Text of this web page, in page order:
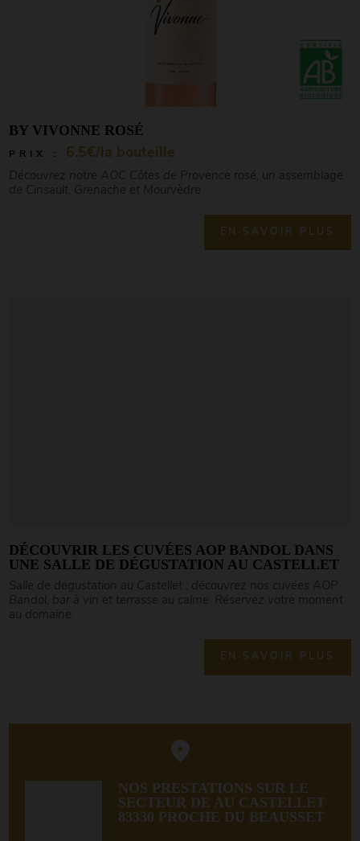
BY VIVONNE ROSÉ
PRIX : 6.5€/la bouteille
EN SAVOIR PLUS
DÉCOUVRIR LES CUVÉES AOP BANDOL DANS
UNE SALLE DE DÉGUSTATION AU CASTELLET
EN SAVOIR PLUS
NOS PRESTATIONS SUR LE
SECTEUR DE AU CASTELLET
83330 PROCHE DU BEAUSSET